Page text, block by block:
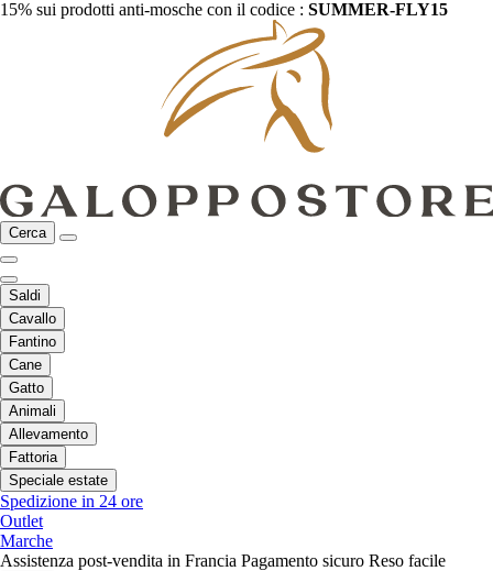
15% sui prodotti anti-mosche con il codice : SUMMER-FLY15
Cerca
Saldi
Cavallo
Fantino
Cane
Gatto
Animali
Allevamento
Fattoria
Speciale estate
Spedizione in 24 ore
Outlet
Marche
Assistenza post-vendita in Francia Pagamento sicuro Reso facile